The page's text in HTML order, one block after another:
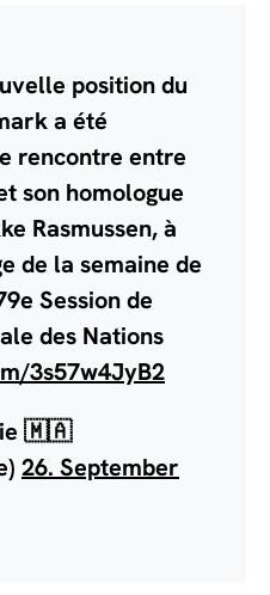
position du
a été
rencontre entre
son homologue
Rasmussen, à
de la semaine de
Session de
des Nations
3s57w4JyB2
🇲🇦
26. September